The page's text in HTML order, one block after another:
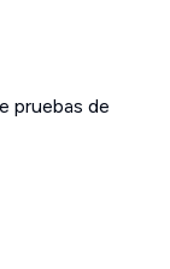
pruebas de